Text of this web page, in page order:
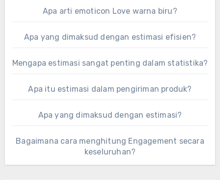
Apa arti emoticon Love warna biru?
Apa yang dimaksud dengan estimasi efisien?
Mengapa estimasi sangat penting dalam statistika?
Apa itu estimasi dalam pengiriman produk?
Apa yang dimaksud dengan estimasi?
Bagaimana cara menghitung Engagement secara
keseluruhan?